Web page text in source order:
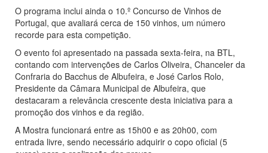
O programa inclui ainda o 10.º Concurso de Vinhos de
Portugal, que avaliará cerca de 150 vinhos, um número
recorde para esta competição.
O evento foi apresentado na passada sexta-feira, na BTL,
contando com intervenções de Carlos Oliveira, Chanceler da
Confraria do Bacchus de Albufeira, e José Carlos Rolo,
Presidente da Câmara Municipal de Albufeira, que
destacaram a relevância crescente desta iniciativa para a
promoção dos vinhos e da região.
A Mostra funcionará entre as 15h00 e as 20h00, com
entrada livre, sendo necessário adquirir o copo oficial (5